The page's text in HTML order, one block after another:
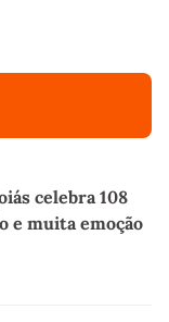
celebra 108
e muita emoção